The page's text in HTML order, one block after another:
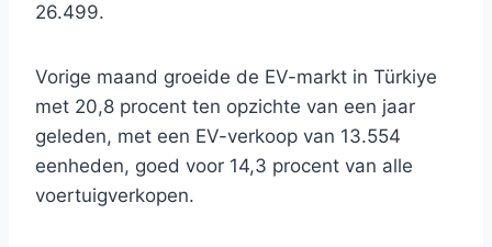
26.499.
Vorige maand groeide de EV-markt in Türkiye
met 20,8 procent ten opzichte van een jaar
geleden, met een EV-verkoop van 13.554
eenheden, goed voor 14,3 procent van alle
voertuigverkopen.